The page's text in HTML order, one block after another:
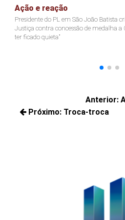
Ação e reação
Presidente do PL em São João Batista
Justiça contra concessão de medalha a
ter ficado quieta"
Navegação
de
Anterior:
Próximo: Troca-troca